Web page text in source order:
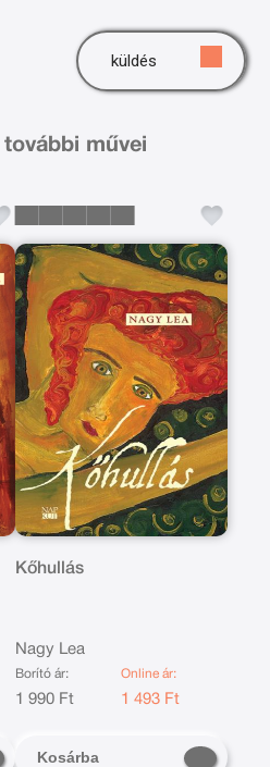
küldés
további művei
Kőhullás
Nagy Lea
Borító ár:
1 990 Ft
Online ár:
1 493 Ft
Kosárba